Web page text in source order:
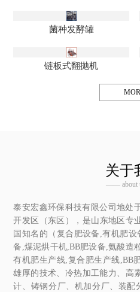
菌种发酵罐
链板式翻抛机
关于
——
泰安宏鑫环保科技有限公司地处
开发区（东区），是山东地区专
国知名的（复合肥设备,有机肥
备,煤泥烘干机,BB肥设备,氨酸造
有机肥生产线,复合肥生产线,BB
雄厚的技术、冷热加工能力、高
计、铸钢分厂、机加分厂、装配